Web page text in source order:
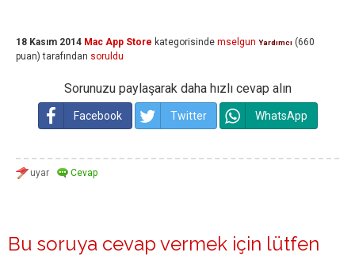
18 Kasım 2014 Mac App Store kategorisinde mselgun Yardımcı (660
puan) tarafından soruldu
Sorunuzu paylaşarak daha hızlı cevap alın
Facebook Twitter WhatsApp
Bu soruya cevap vermek için lütfen